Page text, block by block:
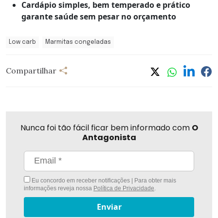
Cardápio simples, bem temperado e prático
garante saúde sem pesar no orçamento
Low carb Marmitas congeladas
Compartilhar
Nunca foi tão fácil ficar bem informado com O
Antagonista
Eu concordo em receber notificações | Para obter mais
informações reveja nossa Política de Privacidade
Enviar